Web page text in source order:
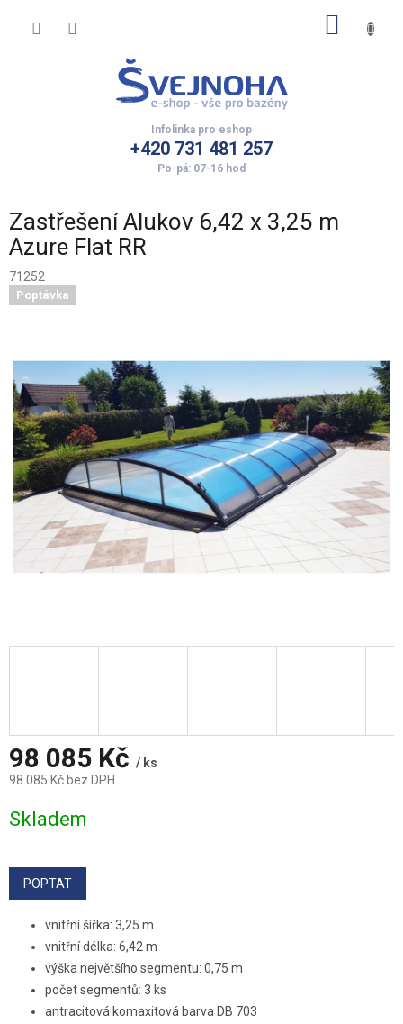
+420 731 481 257
Zastřešení Alukov 6,42 x 3,25 m
Azure Flat RR
71252
Poptávka
98 085 Kč / ks
98 085 Kč bez DPH
cena:
Skladem
POPTAT
vnitřní šířka: 3,25 m
vnitřní délka: 6,42 m
výška největšího segmentu: 0,75 m
počet segmentů: 3 ks
antracitová komaxitová barva DB 703